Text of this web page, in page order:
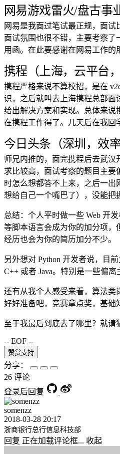
网易游戏雷火/盘古事
网易是我面过笔试最正规，面
面试氛围也很不错，主要考察了
用函。在此要感谢在网易工作
携程（上海，云平台，
携程严格来说不算校招，是在
识，之后就叫去上海携程总部面
给出解决方案和实现。总体来说
在携程工作得了。几天后在我回
今日头条（深圳，效
师兄内推的，面完携程后去武
求比较高，面试考察的题目主要
时怎么想都答不上来，之后一
想给自己一个嘴巴了），没能把
总结：个人平时做一些 Web 开
等脚本语言会成为你的加分项，
经历也会为你的简历加分不少。
另外想对 Python 开发者说，目
C++ 或者 Java。特别是一些偏
还有从我个人感受来看，算法类
好好准备吧，竞赛拿点奖，基础
至于我最后到底去了哪里？就请
-- EOF --
赞赏支持
分享：
26 评论
登录后回复
somenzz
2018-03-28 20:17
浙商银行总行信息科技部
回复 正在加载评论框... 收起